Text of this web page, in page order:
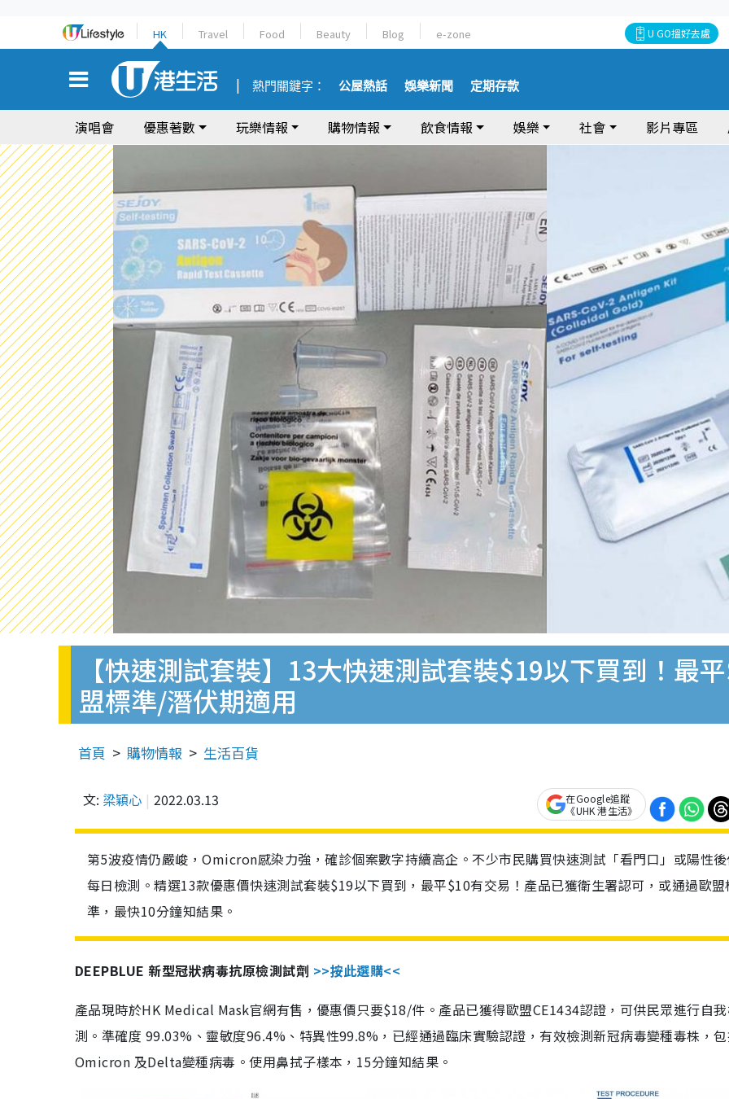
HK Travel Food Beauty Blog e-zone U GO搵好去處
熱門關鍵字： 公屋熱話 娛樂新聞 定期存款
演唱會 優惠著數 玩樂情報 購物情報 飲食情報 娛樂 社會 影片專區
【快速測試套裝】13大快速測試套裝$19以下買到！最
盟標準/潛伏期適用
首頁 購物情報 生活百貨
文: 梁穎心 2022.03.13
在Google追蹤
《UHK 港生活》
第5波疫情仍嚴峻，Omicron感染力強，確診個案數字持續高企。不少市民購買快速測試「看門口」或陽性
每日檢測。精選13款優惠價快速測試套裝$19以下買到，最平$10有交易！產品已獲衛生署認可，或通過歐盟
準，最快10分鐘知結果。
DEEPBLUE 新型冠狀病毒抗原檢測試劑 >>按此選購<<
產品現時於HK Medical Mask官網有售，優惠價只要$18/件。產品已獲得歐盟CE1434認證，可供民眾進行自
測。準確度 99.03%、靈敏度96.4%、特異性99.8%，已經通過臨床實驗認證，有效檢測新冠病毒變種毒株，
Omicron 及Delta變種病毒。使用鼻拭子樣本，15分鐘知結果。